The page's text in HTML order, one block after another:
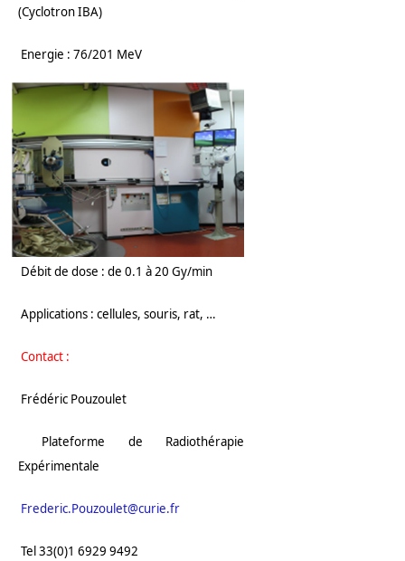
(Cyclotron IBA)
Energie : 76/201 MeV
Débit de dose : de 0.1 à 20 Gy/min
Applications : cellules, souris, rat, …
Contact :
Frédéric Pouzoulet
Plateforme de Radiothérapie
Expérimentale
Frederic.Pouzoulet@curie.fr
Tel 33(0)1 6929 9492